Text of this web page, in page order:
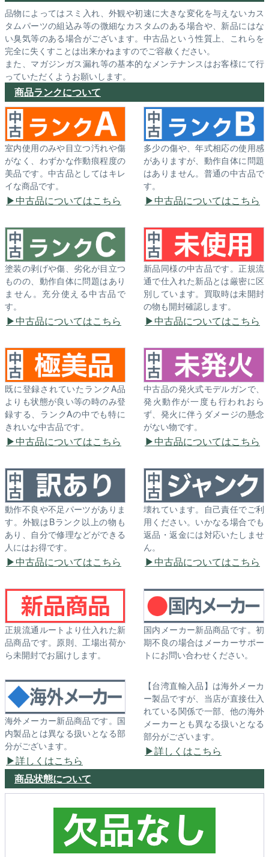
品物によってはスミ入れ、外観や初速に大きな変化を与えないカス
タムパーツの組込み等の微細なカスタムのある場合や、新品にはな
い臭気等のある場合がございます。中古品という性質上、これらを
完全に失くすことは出来かねますのでご容赦ください。
また、マガジンガス漏れ等の基本的なメンテナンスはお客様にて行
っていただくようお願いします。
商品ランクについて
室内使用のみや目立つ汚れや傷
がなく、わずかな作動痕程度の
美品です。中古品としてはキレ
イな商品です。
中古品についてはこちら
多少の傷や、年式相応の使用感
がありますが、動作自体に問題
はありません。普通の中古品で
す。
中古品についてはこちら
塗装の剥げや傷、劣化が目立つ
ものの、動作自体に問題はあり
ません。充分使える中古品で
す。
中古品についてはこちら
新品同様の中古品です。正規流
通で仕入れた新品とは厳密に区
別しています。買取時は未開封
の物も開封確認します。
中古品についてはこちら
既に登録されていたランクA品
よりも状態が良い等の時のみ登
録する、ランクAの中でも特に
きれいな中古品です。
中古品についてはこちら
中古品の発火式モデルガンで、
発火動作が一度も行われおら
ず、発火に伴うダメージの懸念
がない物です。
中古品についてはこちら
動作不良や不足パーツがありま
す。外観はBランク以上の物も
あり、自分で修理などができる
人にはお得です。
中古品についてはこちら
壊れています。自己責任でご利
用ください。いかなる場合でも
返品・返金には対応いたしませ
ん。
中古品についてはこちら
正規流通ルートより仕入れた新
品商品です。原則、工場出荷か
ら未開封でお届けします。
国内メーカー新品商品です。初
期不良の場合はメーカーサポー
トにお問い合わせください。
海外メーカー新品商品です。国
内製品とは異なる扱いとなる部
分がございます。
詳しくはこちら
【台湾直輸入品】は海外メーカ
ー製品ですが、当店が直接仕入
れている関係で一部、他の海外
メーカーとも異なる扱いとなる
部分がございます。
詳しくはこちら
商品状態について